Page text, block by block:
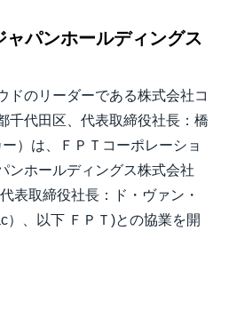
ャパンホールディングス
ドのリーダーである株式会社コ
千代田区、代表取締役社長：橋
）は、ＦＰＴコーポレーショ
ンホールディングス株式会社
表取締役社長：ド・ヴァン・
）、以下 ＦＰＴ)との協業を開